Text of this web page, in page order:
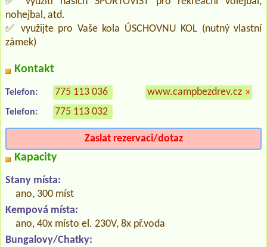
nohejbal, atd.
✅ využijte pro Vaše kola ÚSCHOVNU KOL (nutný vlastní
zámek)
Kontakt
Telefon: 775 113 036
Telefon: 775 113 032
www.campbezdrev.cz »
Zaslat rezervaci/dotaz
Kapacity
Stany místa:
ano, 300 míst
Kempová místa:
ano, 40x místo el. 230V, 8x př.voda
Bungalovy/Chatky: